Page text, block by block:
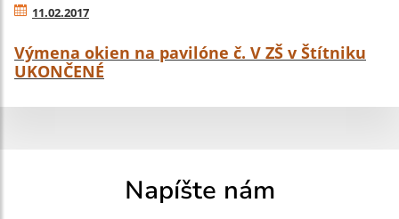
11.02.2017
Výmena okien na pavilóne č. V ZŠ v Štítniku
UKONČENÉ
Napíšte nám